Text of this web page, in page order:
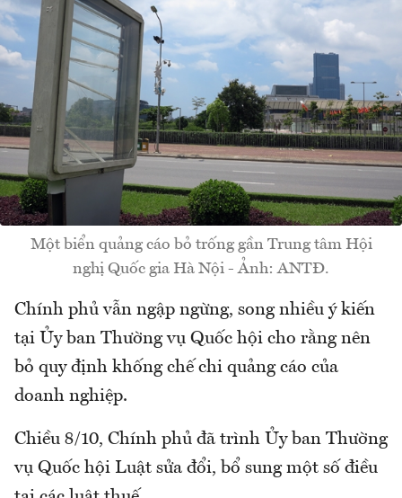
Một biển quảng cáo bỏ trống gần Trung tâm Hội
nghị Quốc gia Hà Nội - Ảnh: ANTĐ.
Chính phủ vẫn ngập ngừng, song nhiều ý kiến
tại Ủy ban Thường vụ Quốc hội cho rằng nên
bỏ quy định khống chế chi quảng cáo của
doanh nghiệp.
Chiều 8/10, Chính phủ đã trình Ủy ban Thường
vụ Quốc hội Luật sửa đổi, bổ sung một số điều